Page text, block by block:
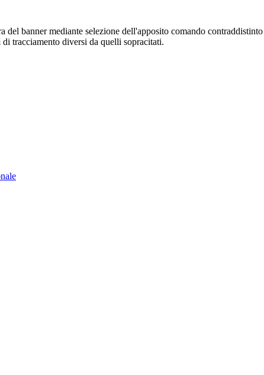
banner mediante selezione dell'apposito comando
tracciamento diversi da quelli sopracitati.